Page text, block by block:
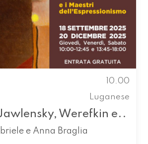
10.00
Luganese
Werefkin e..
e Anna Braglia